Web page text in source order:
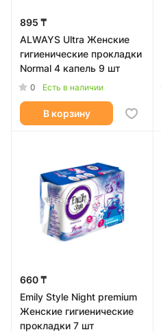
895 ₸
ALWAYS Ultra Женские
гигиенические прокладки
Normal 4 капель 9 шт
0 Есть в наличии
В корзину
660 ₸
Emily Style Night premium
Женские гигиенические
прокладки 7 шт